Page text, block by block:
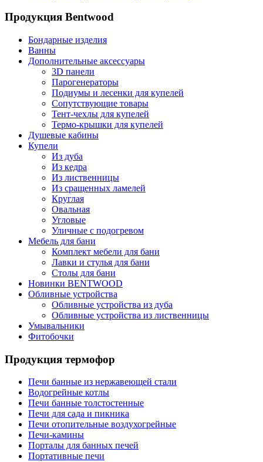
Продукция Bentwood
Бондарные изделия
Ванны
Дополнительные аксессуары
3D панели
Парогенераторы
Подиумы и лесенки для купелей
Сопутствующие товары
Тент-чехлы для купелей
Термо-крышки для купелей
Душевые кабины
Купели
Из дуба
Из кедра
Из лиственницы
Из сращенных ламелей
Круглая
Овальная
Угловые
Уличные с подогревом
Мебель для бани
Комплект мебели для бани
Лавки и стулья для бани
Столы для бани
Новинки BENTWOOD
Обливные устройства
Обливные устройства из дуба
Обливные устройства из лиственницы
Умывальники
Фитобочки
Продукция термофор
Печи банные из нержавеющей стали
Водогрейные котлы
Печи банные толстостенные
Печи для сада и пикника
Печи отопительные воздухогрейные
Печи-камины
Порталы для банных печей
Портативные печи